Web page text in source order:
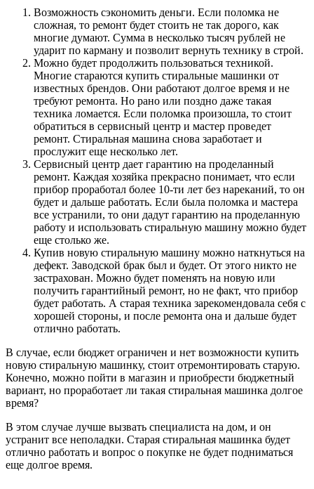
Возможность сэкономить деньги. Если поломка не
сложная, то ремонт будет стоить не так дорого, как
многие думают. Сумма в несколько тысяч рублей не
ударит по карману и позволит вернуть технику в строй.
Можно будет продолжить пользоваться техникой.
Многие стараются купить стиральные машинки от
известных брендов. Они работают долгое время и не
требуют ремонта. Но рано или поздно даже такая
техника ломается. Если поломка произошла, то стоит
обратиться в сервисный центр и мастер проведет
ремонт. Стиральная машина снова заработает и
прослужит еще несколько лет.
Сервисный центр дает гарантию на проделанный
ремонт. Каждая хозяйка прекрасно понимает, что если
прибор проработал более 10-ти лет без нареканий, то он
будет и дальше работать. Если была поломка и мастера
все устранили, то они дадут гарантию на проделанную
работу и использовать стиральную машину можно будет
еще столько же.
Купив новую стиральную машину можно наткнуться на
дефект. Заводской брак был и будет. От этого никто не
застрахован. Можно будет поменять на новую или
получить гарантийный ремонт, но не факт, что прибор
будет работать. А старая техника зарекомендовала себя с
хорошей стороны, и после ремонта она и дальше будет
отлично работать.
В случае, если бюджет ограничен и нет возможности купить
новую стиральную машинку, стоит отремонтировать старую.
Конечно, можно пойти в магазин и приобрести бюджетный
вариант, но проработает ли такая стиральная машинка долгое
время?
В этом случае лучше вызвать специалиста на дом, и он
устранит все неполадки. Старая стиральная машинка будет
отлично работать и вопрос о покупке не будет подниматься
еще долгое время.